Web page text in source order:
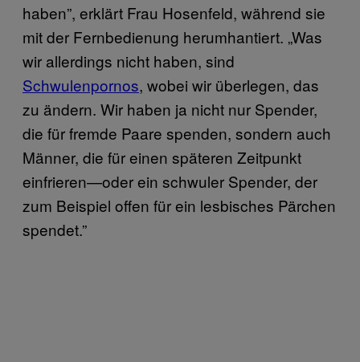
haben”, erklärt Frau Hosenfeld, während sie
mit der Fernbedienung herumhantiert. „Was
wir allerdings nicht haben, sind
Schwulenpornos, wobei wir überlegen, das
zu ändern. Wir haben ja nicht nur Spender,
die für fremde Paare spenden, sondern auch
Männer, die für einen späteren Zeitpunkt
einfrieren—oder ein schwuler Spender, der
zum Beispiel offen für ein lesbisches Pärchen
spendet.”